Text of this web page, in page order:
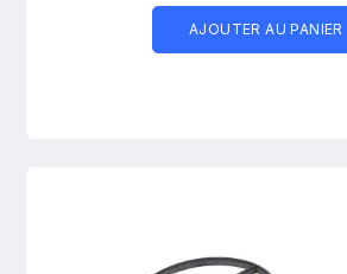
AJOUTER AU PANIER